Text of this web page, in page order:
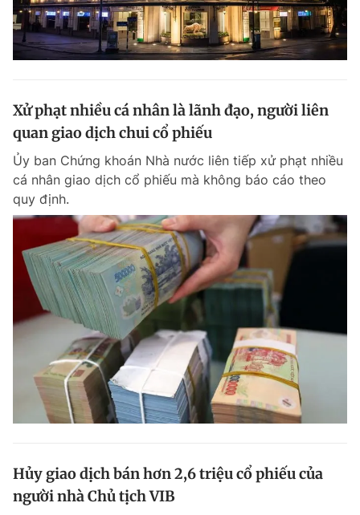
Xử phạt nhiều cá nhân là lãnh đạo, người liên
quan giao dịch chui cổ phiếu
Ủy ban Chứng khoán Nhà nước liên tiếp xử phạt nhiều
cá nhân giao dịch cổ phiếu mà không báo cáo theo
quy định.
Hủy giao dịch bán hơn 2,6 triệu cổ phiếu của
người nhà Chủ tịch VIB